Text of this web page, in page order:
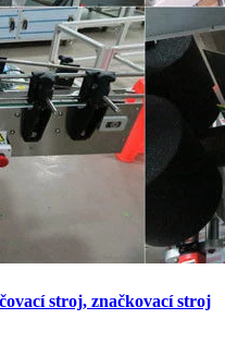
stroj, značkovací stroj